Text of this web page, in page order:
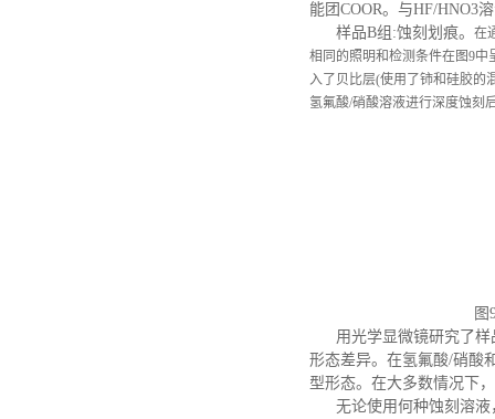
能团COOR。与HF/HNO3
样品B组:蚀刻划痕。 在
相同的照明和检测条件在图9
入了贝比层(使用了铈和硅胶的
氢氟酸/硝酸溶液进行深度蚀刻
图
用光学显微镜研究了样
形态差异。在氢氟酸/硝酸
型形态。在大多数情况下
无论使用何种蚀刻溶液